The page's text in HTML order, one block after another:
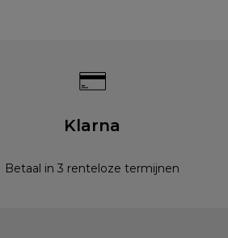
Klarna
Betaal in 3 renteloze termijnen